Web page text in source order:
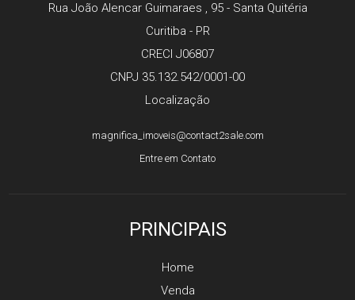
Rua João Alencar Guimaraes , 95 - Santa Quitéria
Curitiba - PR
CRECI J06807
CNPJ 35.132.542/0001-00
Localização
magnifica_imoveis@contact2sale.com
Entre em Contato
PRINCIPAIS
Home
Venda